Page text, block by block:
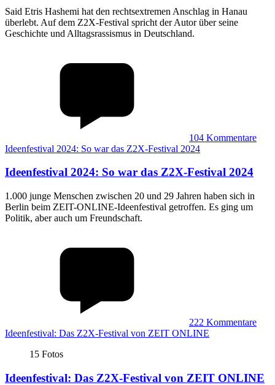
Said Etris Hashemi hat den rechtsextremen Anschlag in Hanau
überlebt. Auf dem Z2X-Festival spricht der Autor über seine
Geschichte und Alltagsrassismus in Deutschland.
104 Kommentare
Ideenfestival 2024: So war das Z2X-Festival 2024
Ideenfestival 2024: So war das Z2X-Festival 2024
1.000 junge Menschen zwischen 20 und 29 Jahren haben sich in
Berlin beim ZEIT-ONLINE-Ideenfestival getroffen. Es ging um
Politik, aber auch um Freundschaft.
222 Kommentare
Ideenfestival: Das Z2X-Festival von ZEIT ONLINE
15 Fotos
Ideenfestival: Das Z2X-Festival von ZEIT ONLINE